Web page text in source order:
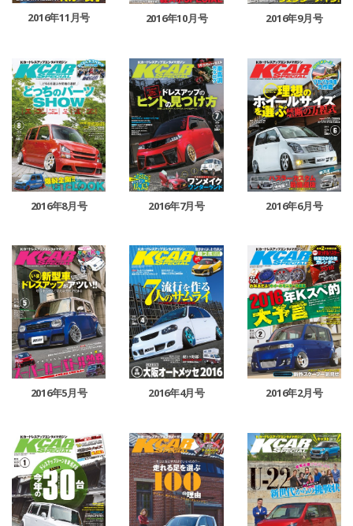
2016年11月号 2016年10月号 2016年9月号
2016年8月号 2016年7月号 2016年6月号
2016年5月号 2016年4月号 2016年2月号